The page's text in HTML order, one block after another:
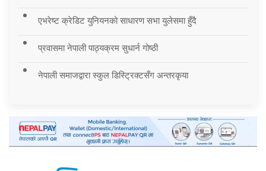
एभरेष्ट क्रेडिट युनियनको साधारण सभा युलेसमा हुँदै
प्रवासमा नेपाली पाठ्यक्रम सुधार्न गोष्ठी
नेपाली समाजद्वारा स्कुल डिस्ट्रिक्टसँग अन्तरकृया